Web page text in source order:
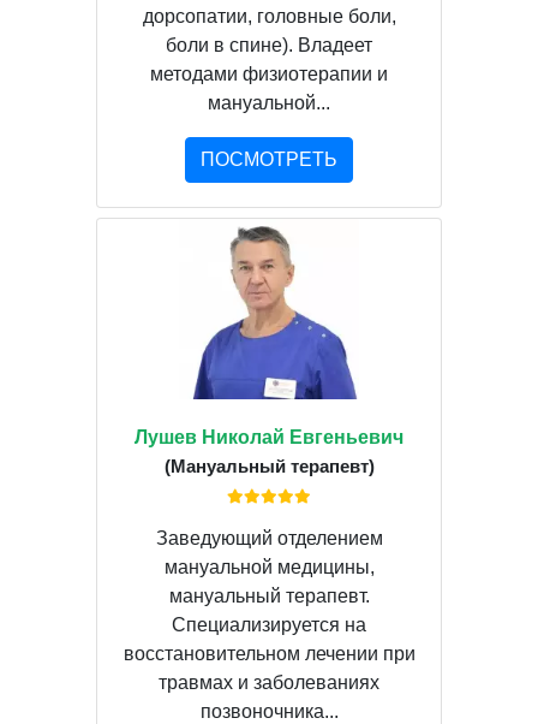
дорсопатии, головные боли,
боли в спине). Владеет
методами физиотерапии и
мануальной...
ПОСМОТРЕТЬ
Лушев Николай Евгеньевич
(Мануальный терапевт)
Заведующий отделением
мануальной медицины,
мануальный терапевт.
Специализируется на
восстановительном лечении при
травмах и заболеваниях
позвоночника...